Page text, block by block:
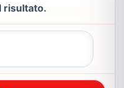
risultato.